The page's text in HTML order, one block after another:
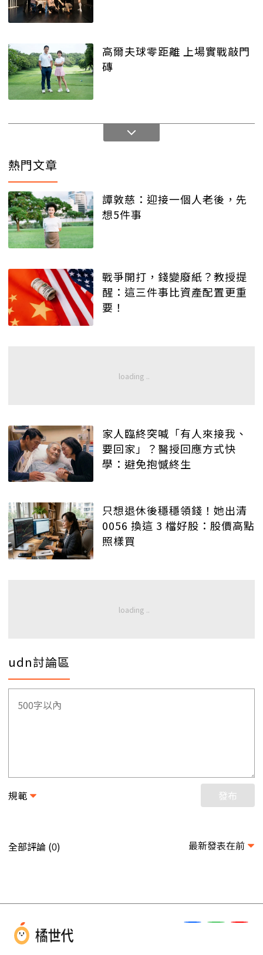
高爾夫球零距離 上場實戰敲門
磚
熱門文章
譚敦慈：迎接一個人老後，先
想5件事
戰爭開打，錢變廢紙？教授提
醒：這三件事比資產配置更重
要！
家人臨終突喊「有人來接我、
要回家」？醫授回應方式快
學：避免抱憾終生
只想退休後穩穩領錢！她出清
0056 換這 3 檔好股：股價高點
照樣買
udn討論區
規範 發布
全部評論 (0) 最新發表在前